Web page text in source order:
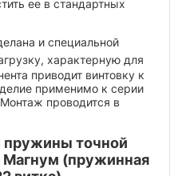
ее в стандартных
и специальной
характерную для
приводит винтовку к
применимо к серии
проводится в
пружины точной
Магнум (пружинная